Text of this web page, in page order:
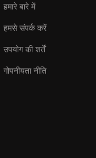
हमारे बारे में
हमसे संपर्क करें
उपयोग की शर्तें
गोपनीयता नीति